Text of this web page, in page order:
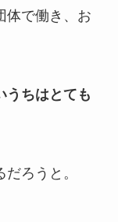
体で働き、お
うちはとても
ろうと。